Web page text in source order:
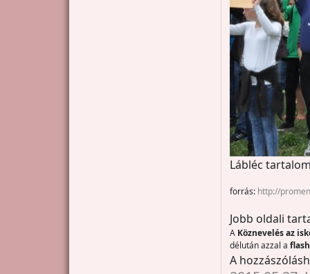
Lábléc
forrás: http://
Jobb oldali
A Köznevelés az
délután azzal a
A